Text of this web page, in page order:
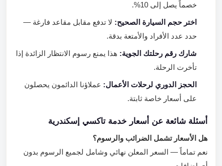
خصماً يصل إلى 10%.
اختر حجم السيارة الصحيح:لا تدفع مقابل مقاعد فارغة —
حدد عدد الأفراد والأمتعة بدقة.
شارك رقم رحلتك الجوية:هذا يمنع رسوم الانتظار الزائدة إذا
تأخرت الرحلة.
الحجز الدوري لرحلات الأعمال:عملاؤنا الدائمون يحصلون
على أسعار خاصة ثابتة.
أسئلة شائعة عن أسعار خدمة تاكسي إسكندرية
هل الأسعار تشمل الضرائب والرسوم؟
نعم تماماً — السعر المعلن نهائي وشامل لجميع الرسوم بدون